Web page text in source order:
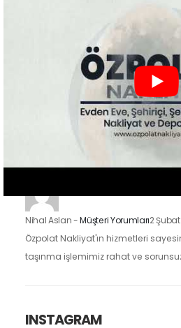
-Müşteri Yorumları2
Özpolat Nakliyat ile çalışmak,
taşınma işlemimizi oldukça
Nihal Aslan-Müşteri Yorumları2
Özpolat Nakliyat'ın hizmetleri
taşınma işlemimiz rahat ve
INSTAGRAM